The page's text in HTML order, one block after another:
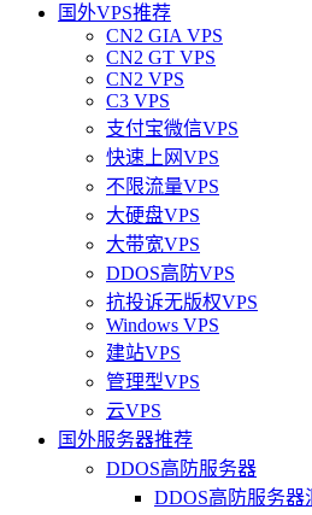
国外VPS推荐
CN2 GIA VPS
CN2 GT VPS
CN2 VPS
C3 VPS
支付宝微信VPS
快速上网VPS
不限流量VPS
大硬盘VPS
大带宽VPS
DDOS高防VPS
抗投诉无版权VPS
Windows VPS
建站VPS
管理型VPS
云VPS
国外服务器推荐
DDOS高防服务器
DDOS高防服务器